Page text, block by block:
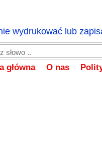
wydrukować lub
główna O nas